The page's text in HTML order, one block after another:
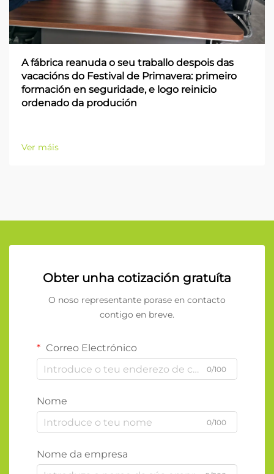
A fábrica reanuda o seu traballo despois das
vacacións do Festival de Primavera: primeiro
formación en seguridade, e logo reinicio
ordenado da produción
Ver máis
Obter unha cotización gratuíta
O noso representante porase en contacto
contigo en breve.
Correo Electrónico
0/100
Nome
0/100
Nome da empresa